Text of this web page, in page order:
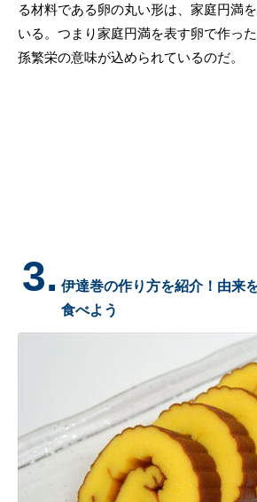
る材料である卵の丸い形は、家庭円満
いる。つまり家庭円満を表す卵で作っ
孫繁栄の意味が込められているのだ。
3. 伊達巻の作り方を紹介！由来
食べよう